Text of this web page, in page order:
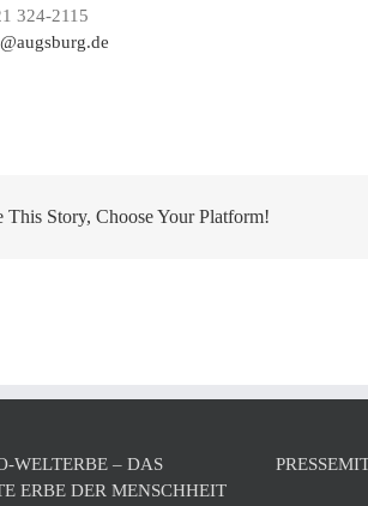
324-2115
This Story, Choose Your Platform!
WELTERBE – DAS
ERBE DER MENSCHHEIT U